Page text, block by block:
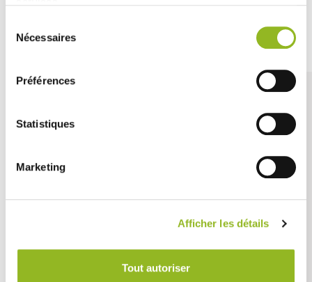
Nécessaires
Préférences
Statistiques
Marketing
Afficher les détails
Tout autoriser
Découvrez aussi